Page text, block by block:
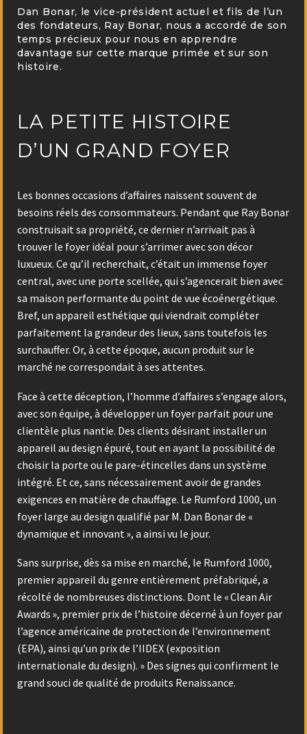
Dan Bonar, le vice-président actuel et fils de l’un
des fondateurs, Ray Bonar, nous a accordé de son
temps précieux pour nous en apprendre
davantage sur cette marque primée et sur son
histoire.
LA PETITE HISTOIRE
D’UN GRAND FOYER
Les bonnes occasions d’affaires naissent souvent de
besoins réels des consommateurs. Pendant que Ray Bonar
construisait sa propriété, ce dernier n’arrivait pas à
trouver le foyer idéal pour s’arrimer avec son décor
luxueux. Ce qu’il recherchait, c’était un immense foyer
central, avec une porte scellée, qui s’agencerait bien avec
sa maison performante du point de vue écoénergétique.
Bref, un appareil esthétique qui viendrait compléter
parfaitement la grandeur des lieux, sans toutefois les
surchauffer. Or, à cette époque, aucun produit sur le
marché ne correspondait à ses attentes.
Face à cette déception, l’homme d’affaires s’engage alors,
avec son équipe, à développer un foyer parfait pour une
clientèle plus nantie. Des clients désirant installer un
appareil au design épuré, tout en ayant la possibilité de
choisir la porte ou le pare-étincelles dans un système
intégré. Et ce, sans nécessairement avoir de grandes
exigences en matière de chauffage. Le Rumford 1000, un
foyer large au design qualifié par M. Dan Bonar de «
dynamique et innovant », a ainsi vu le jour.
Sans surprise, dès sa mise en marché, le Rumford 1000,
premier appareil du genre entièrement préfabriqué, a
récolté de nombreuses distinctions. Dont le « Clean Air
Awards », premier prix de l’histoire décerné à un foyer par
l’agence américaine de protection de l’environnement
(EPA), ainsi qu’un prix de l’IIDEX (exposition
internationale du design). » Des signes qui confirment le
grand souci de qualité de produits Renaissance.